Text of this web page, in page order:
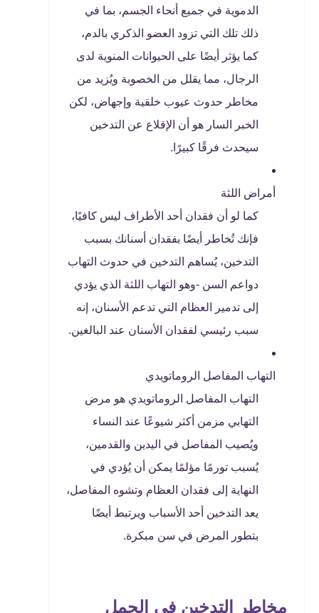
الدموية في جميع أنحاء الجسم، بما في
ذلك تلك التي تزود العضو الذكري بالدم،
كما يؤثر أيضًا على الحيوانات المنوية لدى
الرجال، مما يقلل من الخصوبة ويُزيد من
مخاطر حدوث عيوب خلقية وإجهاض، لكن
الخبر السار هو أن الإقلاع عن التدخين
سيحدث فرقًا كبيرًا.
أمراض اللثة
كما لو أن فقدان أحد الأطراف ليس كافيًا،
فإنك تُخاطر أيضًا بفقدان أسنانك بسبب
التدخين، يُساهم التدخين في حدوث التهاب
دواعم السن -وهو التهاب اللثة الذي يؤدي
إلى تدمير العظام التي تدعم الأسنان، إنه
سبب رئيسي لفقدان الأسنان عند البالغين.
التهاب المفاصل الروماتويدي
التهاب المفاصل الروماتويدي هو مرض
التهابي مزمن أكثر شيوعًا عند النساء
ويُصيب المفاصل في اليدين والقدمين،
يُسبب تورمًا مؤلمًا يمكن أن يُؤدي في
النهاية إلى فقدان العظام وتشوه المفاصل،
يعد التدخين أحد الأسباب ويرتبط أيضًا
بتطور المرض في سن مبكرة.
مخاطر التدخين في الحمل